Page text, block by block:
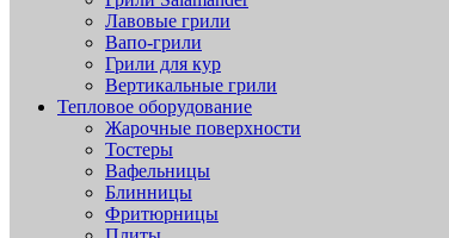
Лавовые грили
Вапо-грили
Грили для кур
Вертикальные грили
Тепловое оборудование
Жарочные поверхности
Тостеры
Вафельницы
Блинницы
Фритюрницы